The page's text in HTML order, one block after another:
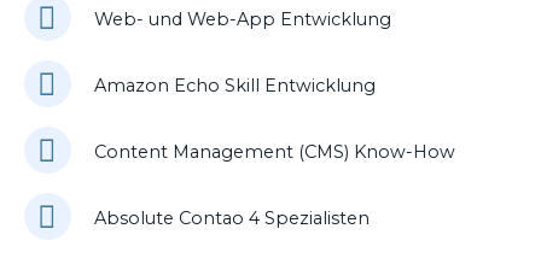
Web- und Web-App Entwicklung
Amazon Echo Skill Entwicklung
Content Management (CMS) Know-How
Absolute Contao 4 Spezialisten